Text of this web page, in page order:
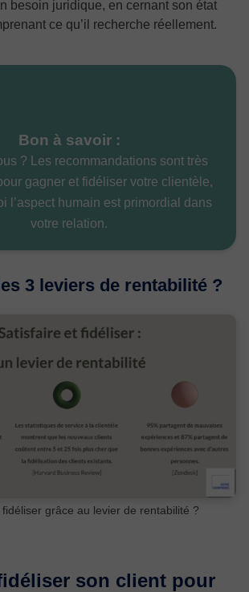
besoin juridique, en cernant son état
ce qu’il recherche réellement.
Bon à savoir :
? Les recommandations sont très
gagner et fidéliser votre clientèle,
l’aspect humain est primordial dans
votre relation.
3 leviers de rentabilité ?
grâce au levier de rentabilité ?
son client pour